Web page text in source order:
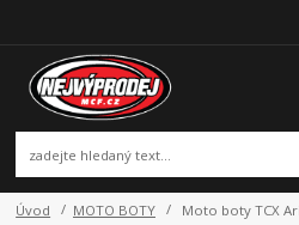
Úvod MOTO BOTY Moto boty TCX